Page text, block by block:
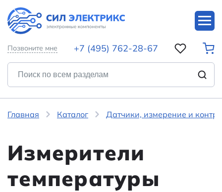
Позвоните мне +7 (495) 762-28-67
Главная Каталог Датчики, измерение и
Измерители
температуры